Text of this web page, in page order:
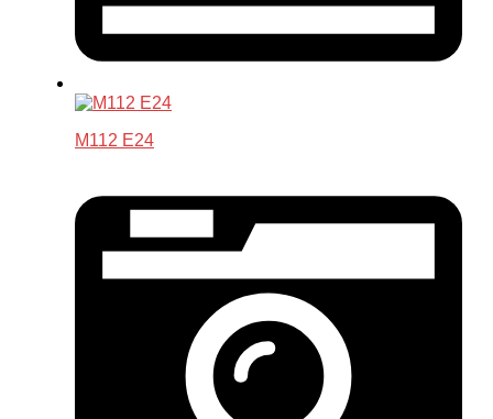
M112 E24